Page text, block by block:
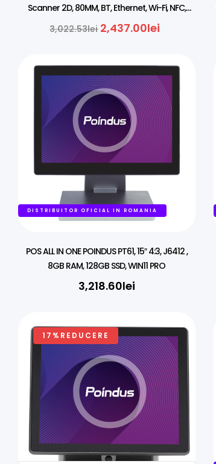
Scanner 2D, 80MM, BT, Ethernet, Wi-Fi, NFC,
Android
3,022.53lei 2,437.00lei
DISTRIBUITOR OFICIAL IN ROMANIA
POS ALL IN ONE POINDUS PT61, 15″ 4:3, J6412 ,
8GB RAM, 128GB SSD, WIN11 PRO
3,218.60lei
17%REDUCERE